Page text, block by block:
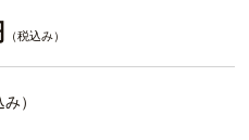
（税込み）
み）